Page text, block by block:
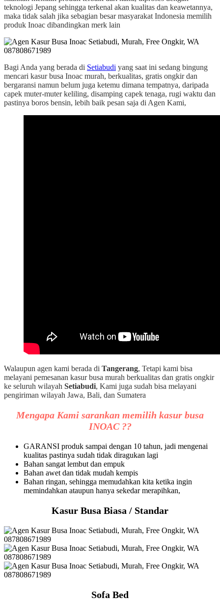
teknologi Jepang sehingga terkenal akan kualitas dan keawetannya,
maka tidak salah jika sebagian besar masyarakat Indonesia memilih
produk Inoac dibandingkan merk lain
Bagi Anda yang berada di Setiabudi yang saat ini sedang bingung
mencari kasur busa Inoac murah, berkualitas, gratis ongkir dan
bergaransi namun belum juga ketemu dimana tempatnya, daripada
capek muter-muter keliling, disamping capek tenaga, rugi waktu dan
pastinya boros bensin, lebih baik pesan saja di Agen Kami,
Walaupun agen kami berada di Tangerang, Tetapi kami bisa
melayani pemesanan kasur busa murah berkualitas dan gratis ongkir
ke seluruh wilayah Setiabudi, Kami juga sudah bisa melayani
pengiriman wilayah Jawa, Bali, dan Sumatera
Mengapa Kami sarankan memilih kasur busa
INOAC ??
GARANSI produk sampai dengan 10 tahun, jadi mengenai
kualitas pastinya sudah tidak diragukan lagi
Bahan sangat lembut dan empuk
Bahan awet dan tidak mudah kempis
Bahan ringan, sehingga memudahkan kita ketika ingin
memindahkan ataupun hanya sekedar merapihkan,
Kasur Busa Biasa / Standar
Sofa Bed